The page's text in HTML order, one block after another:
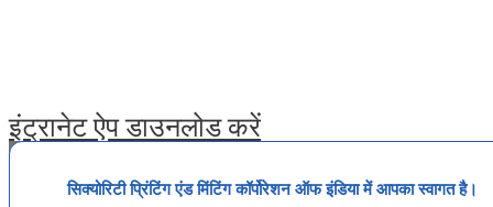
इंट्रानेट ऐप डाउनलोड करें
सिक्योरिटी प्रिंटिंग एंड मिंटिंग कॉर्पोरेशन ऑफ इंडिया में आपका स्वागत है।